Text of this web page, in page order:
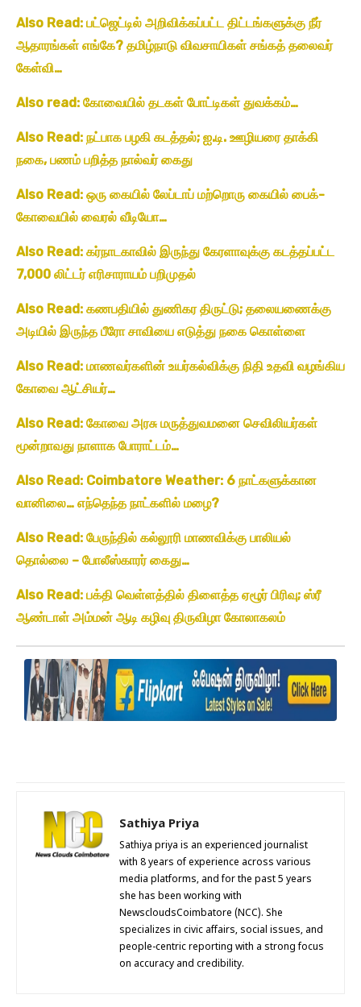
Also Read: பட்ஜெட்டில் அறிவிக்கப்பட்ட திட்டங்களுக்கு நீர்
ஆதாரங்கள் எங்கே? தமிழ்நாடு விவசாயிகள் சங்கத் தலைவர்
கேள்வி…
Also read: கோவையில் தடகள் போட்டிகள் துவக்கம்…
Also Read: நட்பாக பழகி கடத்தல்; ஐ.டி. ஊழியரை தாக்கி
நகை, பணம் பறித்த நால்வர் கைது
Also Read: ஒரு கையில் லேப்டாப் மற்றொரு கையில் பைக்-
கோவையில் வைரல் வீடியோ…
Also Read: கர்நாடகாவில் இருந்து கேரளாவுக்கு கடத்தப்பட்ட
7,000 லிட்டர் எரிசாராயம் பறிமுதல்
Also Read: கணபதியில் துணிகர திருட்டு; தலையணைக்கு
அடியில் இருந்த பீரோ சாவியை எடுத்து நகை கொள்ளை
Also Read: மாணவர்களின் உயர்கல்விக்கு நிதி உதவி வழங்கிய
கோவை ஆட்சியர்…
Also Read: கோவை அரசு மருத்துவமனை செவிலியர்கள்
மூன்றாவது நாளாக போராட்டம்…
Also Read: Coimbatore Weather: 6 நாட்களுக்கான
வானிலை… எந்தெந்த நாட்களில் மழை?
Also Read: பேருந்தில் கல்லூரி மாணவிக்கு பாலியல்
தொல்லை – போலீஸ்காரர் கைது…
Also Read: பக்தி வெள்ளத்தில் திளைத்த ஏழூர் பிரிவு; ஸ்ரீ
ஆண்டாள் அம்மன் ஆடி கழிவு திருவிழா கோலாகலம்
Sathiya Priya
Sathiya priya is an experienced journalist
with 8 years of experience across various
media platforms, and for the past 5 years
she has been working with
NewscloudsCoimbatore (NCC). She
specializes in civic affairs, social issues, and
people-centric reporting with a strong focus
on accuracy and credibility.